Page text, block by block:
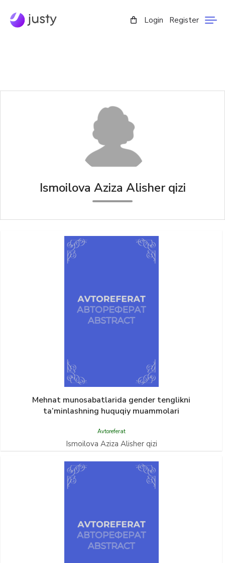
Login Register
Ismoilova Aziza Alisher qizi
Mehnat munosabatlarida gender tenglikni
ta’minlashning huquqiy muammolari
Avtoreferat
Ismoilova Aziza Alisher qizi